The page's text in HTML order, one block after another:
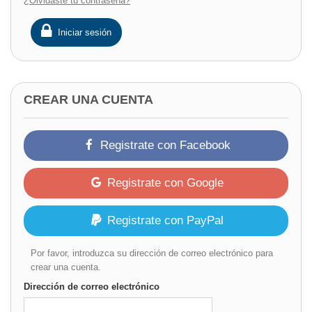
Iniciar sesión
CREAR UNA CUENTA
Registrate con Facebook
Registrate con Google
Registrate con PayPal
Por favor, introduzca su dirección de correo electrónico para
crear una cuenta.
Dirección de correo electrónico